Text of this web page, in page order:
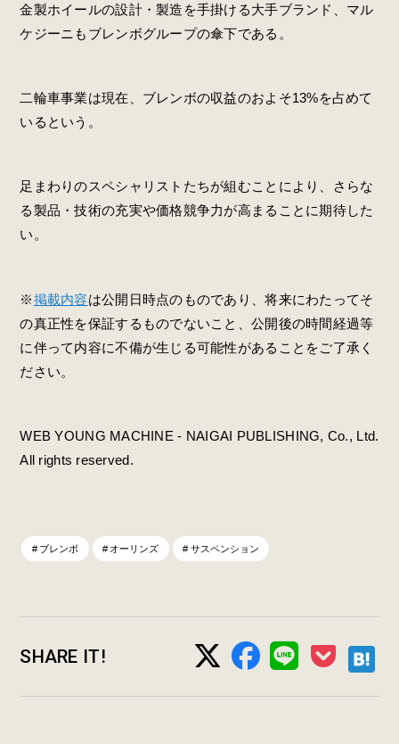
金製ホイールの設計・製造を手掛ける大手ブランド、マル
ケジーニもブレンボグループの傘下である。
二輪車事業は現在、ブレンボの収益のおよそ13%を占めて
いるという。
足まわりのスペシャリストたちが組むことにより、さらな
る製品・技術の充実や価格競争力が高まることに期待した
い。
※掲載内容は公開日時点のものであり、将来にわたってそ
の真正性を保証するものでないこと、公開後の時間経過等
に伴って内容に不備が生じる可能性があることをご了承く
ださい。
WEB YOUNG MACHINE - NAIGAI PUBLISHING, Co., Ltd.
All rights reserved.
ブレンボ オーリンズ サスペンション
SHARE IT!